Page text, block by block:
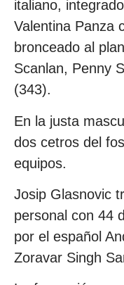
italiano,
Valentina Panza
bronceado al
Scanlan, Penny
(343).
En la justa
dos cetros del
equipos.
Josip Glasnovic
personal con 44
por el español
Zoravar Singh